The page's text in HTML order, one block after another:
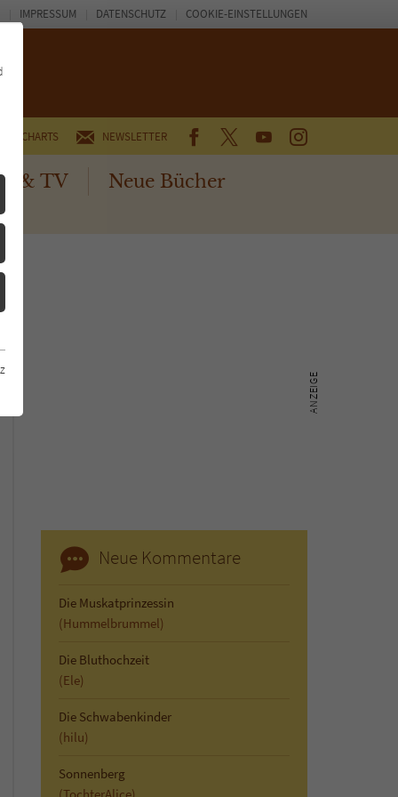
CHARTS NEWSLETTER FACEBOOKTWITTERYOUTUBEINSTAGRAM
& TV Neue Bücher
IMPRESSUM DATENSCHUTZ COOKIE-EINSTELLUNGEN
Neue Kommentare
Die Muskatprinzessin
(Hummelbrummel)
Die Bluthochzeit
(Ele)
Die Schwabenkinder
(hilu)
Sonnenberg